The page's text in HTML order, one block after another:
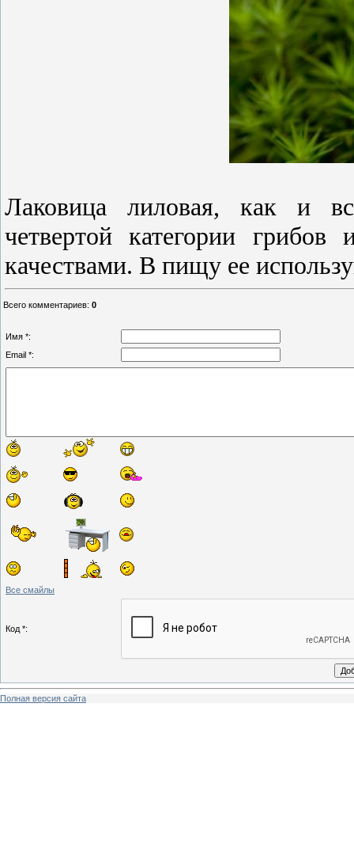
Лаковица лиловая, как и
четвертой категории
качествами. В пищу ее
Всего комментариев: 0
Имя *:
Email *:
Все смайлы
Код *:
Полная версия сайта